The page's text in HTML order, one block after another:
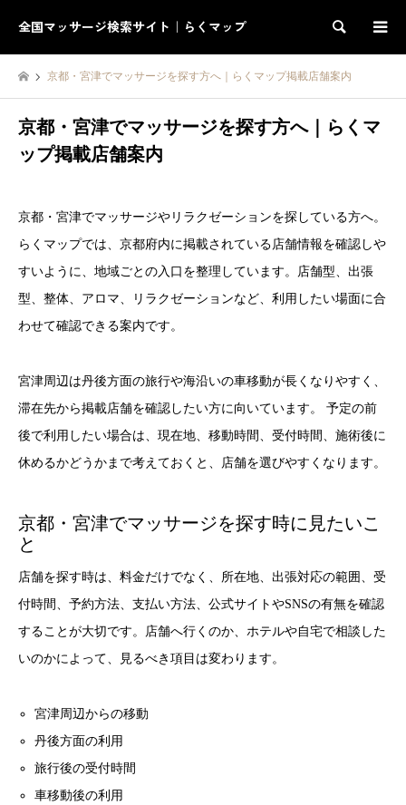
全国マッサージ検索サイト｜らくマップ 検索
京都・宮津でマッサージを探す方へ｜らくマップ掲載店舗案内
京都・宮津でマッサージを探す方へ｜らくマ
ップ掲載店舗案内
京都・宮津でマッサージやリラクゼーションを探している方へ。
らくマップでは、京都府内に掲載されている店舗情報を確認しや
すいように、地域ごとの入口を整理しています。店舗型、出張
型、整体、アロマ、リラクゼーションなど、利用したい場面に合
わせて確認できる案内です。
宮津周辺は丹後方面の旅行や海沿いの車移動が長くなりやすく、
滞在先から掲載店舗を確認したい方に向いています。 予定の前
後で利用したい場合は、現在地、移動時間、受付時間、施術後に
休めるかどうかまで考えておくと、店舗を選びやすくなります。
京都・宮津でマッサージを探す時に見たいこ
と
店舗を探す時は、料金だけでなく、所在地、出張対応の範囲、受
付時間、予約方法、支払い方法、公式サイトやSNSの有無を確認
することが大切です。店舗へ行くのか、ホテルや自宅で相談した
いのかによって、見るべき項目は変わります。
宮津周辺からの移動
丹後方面の利用
旅行後の受付時間
車移動後の利用